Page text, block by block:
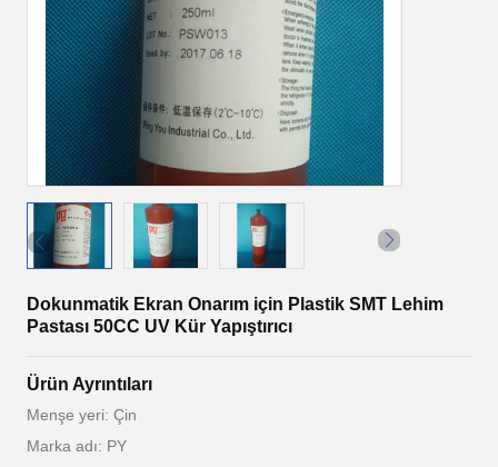
Dokunmatik Ekran Onarım için Plastik SMT Lehim
Pastası 50CC UV Kür Yapıştırıcı
Ürün Ayrıntıları
Menşe yeri: Çin
Marka adı: PY